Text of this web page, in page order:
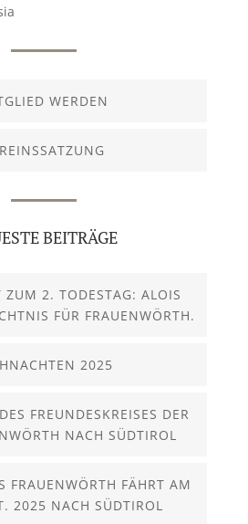
WERDEN
BEITRÄGE
ZUM 2. TODESTAG: ALOIS
FÜR FRAUENWÖRTH.
2025
FREUNDESKREISES DER
NACH SÜDTIROL
FRAUENWÖRTH FÄHRT AM
2025 NACH SÜDTIROL